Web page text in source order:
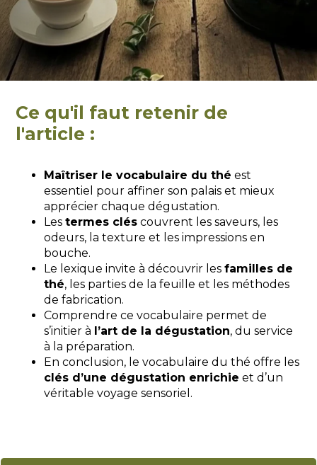
Ce qu'il faut retenir de
l'article :
Maîtriser le vocabulaire du thé est
essentiel pour affiner son palais et mieux
apprécier chaque dégustation.
Lestermes clés couvrent les saveurs, les
odeurs, la texture et les impressions en
bouche.
Le lexique invite à découvrir lesfamilles de
thé, les parties de la feuille et les méthodes
de fabrication.
Comprendre ce vocabulaire permet de
s’initier à l’art de la dégustation, du service
à la préparation.
En conclusion, le vocabulaire du thé offre les
clés d’une dégustation enrichie et d’un
véritable voyage sensoriel.